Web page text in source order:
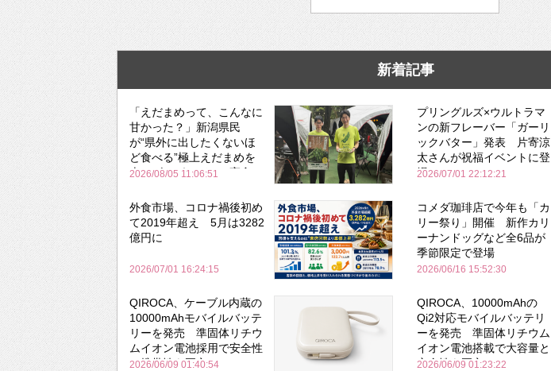
新着記事
「えだまめって、こんなに
甘かった？」新潟県民
が“県外に出したくないほ
ど食べる”極上えだまめを
森のビアガーデンで実食
2026/08/05 11:06:51
プリングルズ×ウルトラマ
ンの新フレーバー「ガーリ
ックバター」発表 片寄涼
太さんが祝福イベントに登
場
2026/07/01 22:12:21
外食市場、コロナ禍後初め
て2019年超え 5月は3282
億円に
2026/07/01 16:24:15
コメダ珈琲店で今年も「カ
リー祭り」開催 新作カリ
ーナンドッグなど全6品が
季節限定で登場
2026/06/16 15:52:30
QIROCA、ケーブル内蔵の
10000mAhモバイルバッテ
リーを発売 準固体リチウ
ムイオン電池採用で安全性
と携帯性を両立
2026/06/09 01:40:54
QIROCA、10000mAhの
Qi2対応モバイルバッテリ
ーを発売 準固体リチウム
イオン電池搭載で大容量と
安全性を両立
2026/06/09 01:23:22